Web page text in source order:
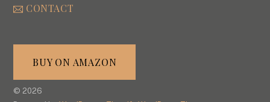
CONTACT
BUY ON AMAZON
© 2026